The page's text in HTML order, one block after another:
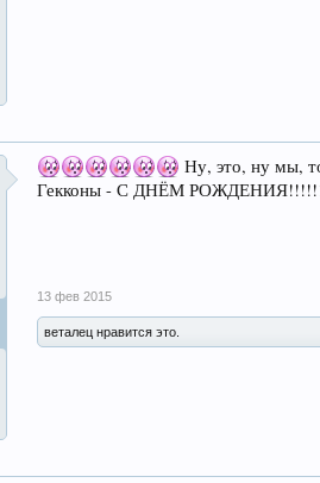
Ну, это, ну мы,
Гекконы - С ДНЁМ
13 фев 2015
веталец нравится это.